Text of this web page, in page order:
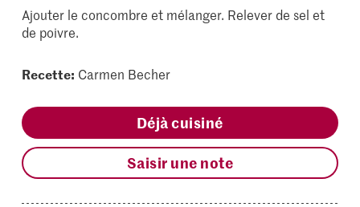
Ajouter le concombre et mélanger. Relever de sel et
de poivre.
Recette: Carmen Becher
Déjà cuisiné
Saisir une note